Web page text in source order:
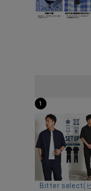
1
Bitter select(ビ